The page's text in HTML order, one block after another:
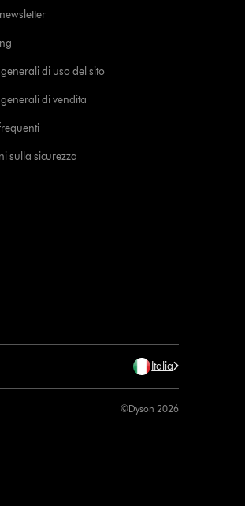
di uso del sito
di vendita
sulla sicurezza
Italia
©Dyson 2026